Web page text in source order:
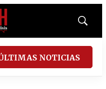
Mostrar
NOTICIAS